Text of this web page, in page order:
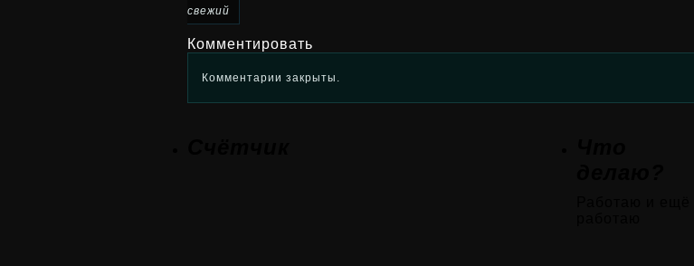
свежий
Комментировать
Комментарии закрыты.